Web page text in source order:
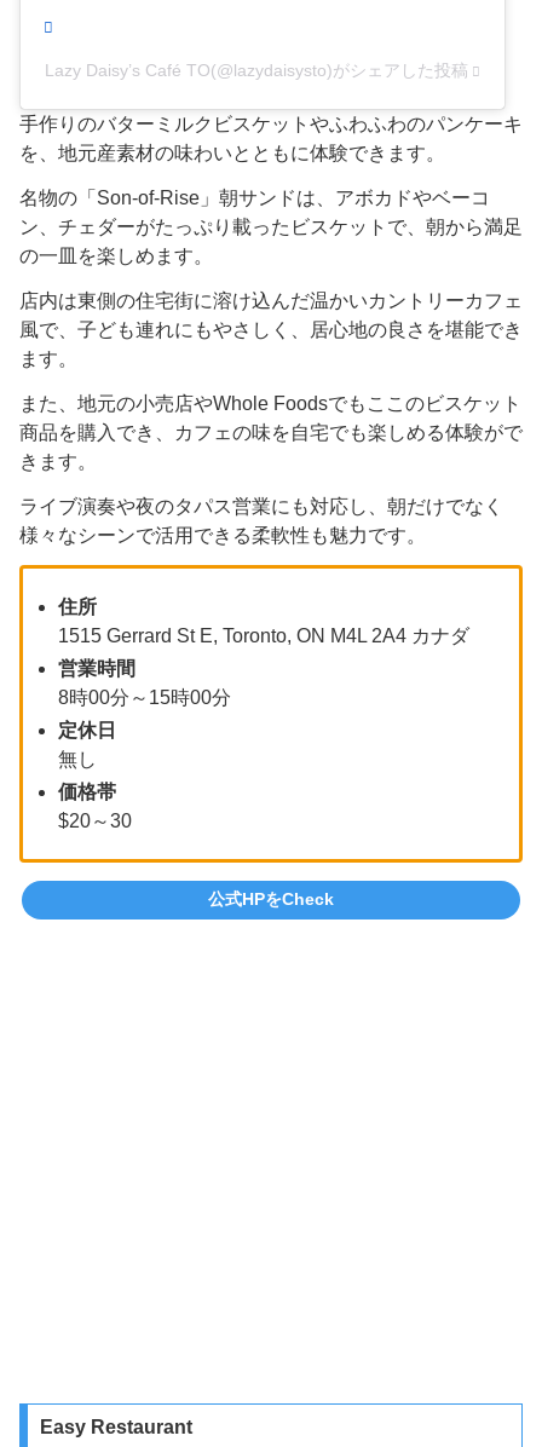
Lazy Daisy’s Café TO(@lazydaisysto)がシェアした投稿
手作りのバターミルクビスケットやふわふわのパンケーキ
を、地元産素材の味わいとともに体験できます。
名物の「Son-of-Rise」朝サンドは、アボカドやベーコ
ン、チェダーがたっぷり載ったビスケットで、朝から満足
の一皿を楽しめます。
店内は東側の住宅街に溶け込んだ温かいカントリーカフェ
風で、子ども連れにもやさしく、居心地の良さを堪能でき
ます。
また、地元の小売店やWhole Foodsでもここのビスケット
商品を購入でき、カフェの味を自宅でも楽しめる体験がで
きます。
ライブ演奏や夜のタパス営業にも対応し、朝だけでなく
様々なシーンで活用できる柔軟性も魅力です。
住所
1515 Gerrard St E, Toronto, ON M4L 2A4 カナダ
営業時間
8時00分～15時00分
定休日
無し
価格帯
$20～30
公式HPをCheck
Easy Restaurant